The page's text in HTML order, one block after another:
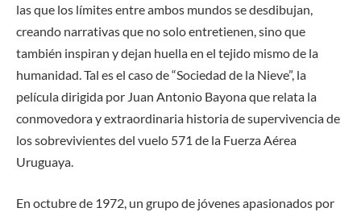
las que los límites entre ambos mundos se desdibujan,
creando narrativas que no solo entretienen, sino que
también inspiran y dejan huella en el tejido mismo de la
humanidad. Tal es el caso de “Sociedad de la Nieve”, la
película dirigida por Juan Antonio Bayona que relata la
conmovedora y extraordinaria historia de supervivencia de
los sobrevivientes del vuelo 571 de la Fuerza Aérea
Uruguaya.
En octubre de 1972, un grupo de jóvenes apasionados por